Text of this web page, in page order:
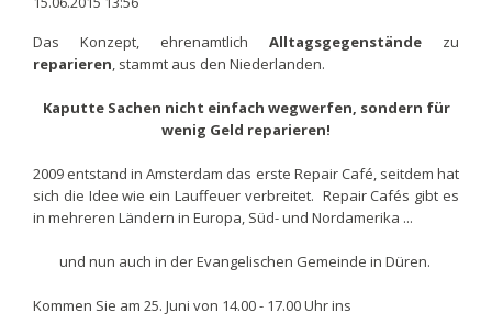
Das Konzept, ehrenamtlichAlltagsgegenstände zu
reparieren , stammt aus den Niederlanden.
Kaputte Sachen nicht einfach wegwerfen, sondern für
wenig Geld reparieren!
2009 entstand in Amsterdam das erste Repair Café, seitdem hat
sich die Idee wie ein Lauffeuer verbreitet. Repair Cafés gibt es
in mehreren Ländern in Europa, Süd- und Nordamerika ...
und nun auch in der Evangelischen Gemeinde in Düren.
Kommen Sie am 25. Juni von 14.00 - 17.00 Uhr ins